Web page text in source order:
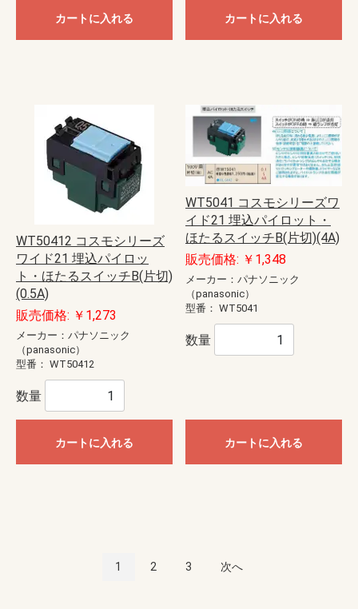
カートに入れる カートに入れる
WT50412 コスモシリーズ
ワイド21 埋込パイロッ
ト・ほたるスイッチB(片切)
(0.5A)
販売価格: ￥1,273
メーカー：パナソニック
（panasonic）
型番： WT50412
数量
カートに入れる
WT5041 コスモシリーズワ
イド21 埋込パイロット・
ほたるスイッチB(片切)(4A)
販売価格: ￥1,348
メーカー：パナソニック
（panasonic）
型番： WT5041
数量
カートに入れる
1 2 3 次へ